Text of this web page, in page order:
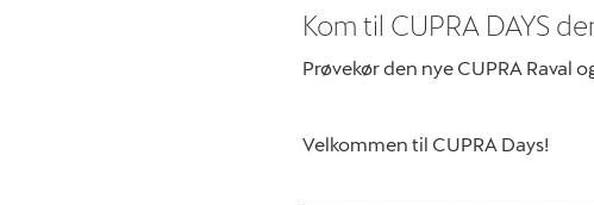
Kom til CUPRA DAYS
Prøvekør den nye CUPRA Raval
Velkommen til CUPRA Days!